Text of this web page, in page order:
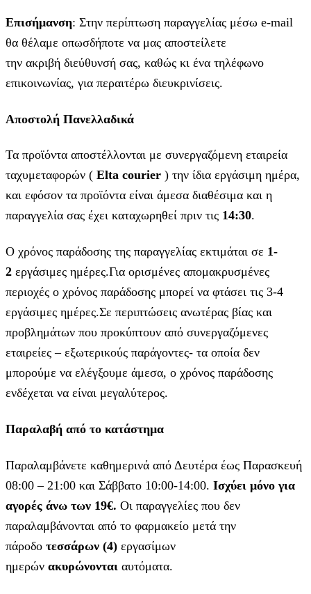
Επισήμανση: Στην περίπτωση παραγγελίας μέσω e-mail
θα θέλαμε οπωσδήποτε να μας αποστείλετε
την ακριβή διεύθυνσή σας, καθώς κι ένα τηλέφωνο
επικοινωνίας, για περαιτέρω διευκρινίσεις.
Αποστολή Πανελλαδικά
Τα προϊόντα αποστέλλονται με συνεργαζόμενη εταιρεία
ταχυμεταφορών ( Elta courier ) την ίδια εργάσιμη ημέρα,
και εφόσον τα προϊόντα είναι άμεσα διαθέσιμα και η
παραγγελία σας έχει καταχωρηθεί πριν τις 14:30.
Ο χρόνος παράδοσης της παραγγελίας εκτιμάται σε 1-
2 εργάσιμες ημέρες.Για ορισμένες απομακρυσμένες
περιοχές ο χρόνος παράδοσης μπορεί να φτάσει τις 3-4
εργάσιμες ημέρες.Σε περιπτώσεις ανωτέρας βίας και
προβλημάτων που προκύπτουν από συνεργαζόμενες
εταιρείες – εξωτερικούς παράγοντες- τα οποία δεν
μπορούμε να ελέγξουμε άμεσα, ο χρόνος παράδοσης
ενδέχεται να είναι μεγαλύτερος.
Παραλαβή από το κατάστημα
Παραλαμβάνετε καθημερινά από Δευτέρα έως Παρασκευή
08:00 – 21:00 και Σάββατο 10:00-14:00. Ισχύει μόνο για
αγορές άνω των 19€. Οι παραγγελίες που δεν
παραλαμβάνονται από το φαρμακείο μετά την
πάροδο τεσσάρων (4) εργασίμων
ημερών ακυρώνονται αυτόματα.